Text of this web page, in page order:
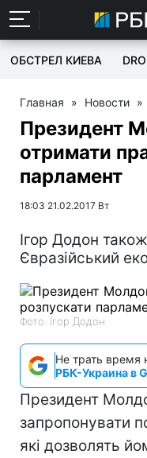
ОБСТРЕЛ КИЕВА
Главная » Новости »
Президент
отримати
парламент
18:03 21.02.2017 Вт
Ігор Додон
Євразійський
Фото: Ігор Додон
Не трать время
РБК-Украина в
Президент
запропонувати
які дозволять